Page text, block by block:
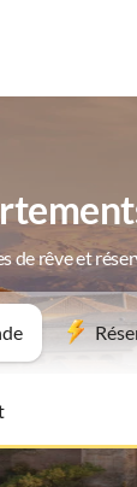
de rêve et